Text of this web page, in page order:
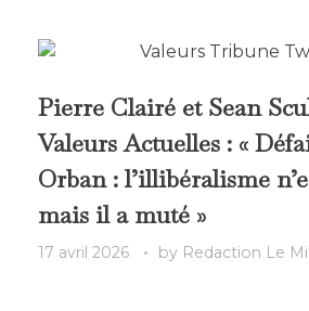
Pierre Clairé et Sean
Valeurs Actuelles : «
Orban : l’illibéralisme
mais il a muté »
17 avril 2026 by Redaction Le